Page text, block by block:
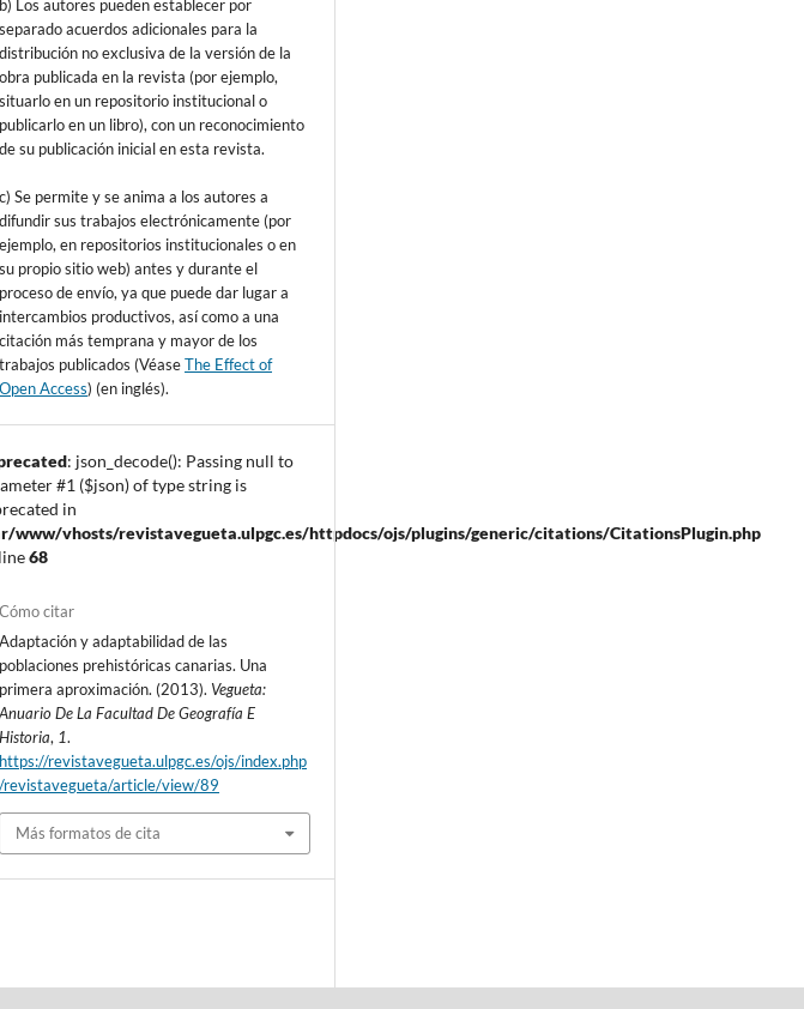
b) Los autores pueden establecer por
separado acuerdos adicionales para la
distribución no exclusiva de la versión de la
obra publicada en la revista (por ejemplo,
situarlo en un repositorio institucional o
publicarlo en un libro), con un reconocimiento
de su publicación inicial en esta revista.
c) Se permite y se anima a los autores a
difundir sus trabajos electrónicamente (por
ejemplo, en repositorios institucionales o en
su propio sitio web) antes y durante el
proceso de envío, ya que puede dar lugar a
intercambios productivos, así como a una
citación más temprana y mayor de los
trabajos publicados (VéaseThe Effect of
Open Access) (en inglés).
: json_decode(): Passing null to
#1 ($json) of type string is
in
www/vhosts/revistavegueta.ulpgc.es/httpdocs/ojs/plugins/generic/citations/CitationsPlugin.php
68
Cómo citar
Adaptación y adaptabilidad de las
poblaciones prehistóricas canarias. Una
primera aproximación. (2013). Vegueta:
Anuario De La Facultad De Geografía E
Historia, 1.
https://revistavegueta.ulpgc.es/ojs/index.php
/revistavegueta/article/view/89
Más formatos de cita